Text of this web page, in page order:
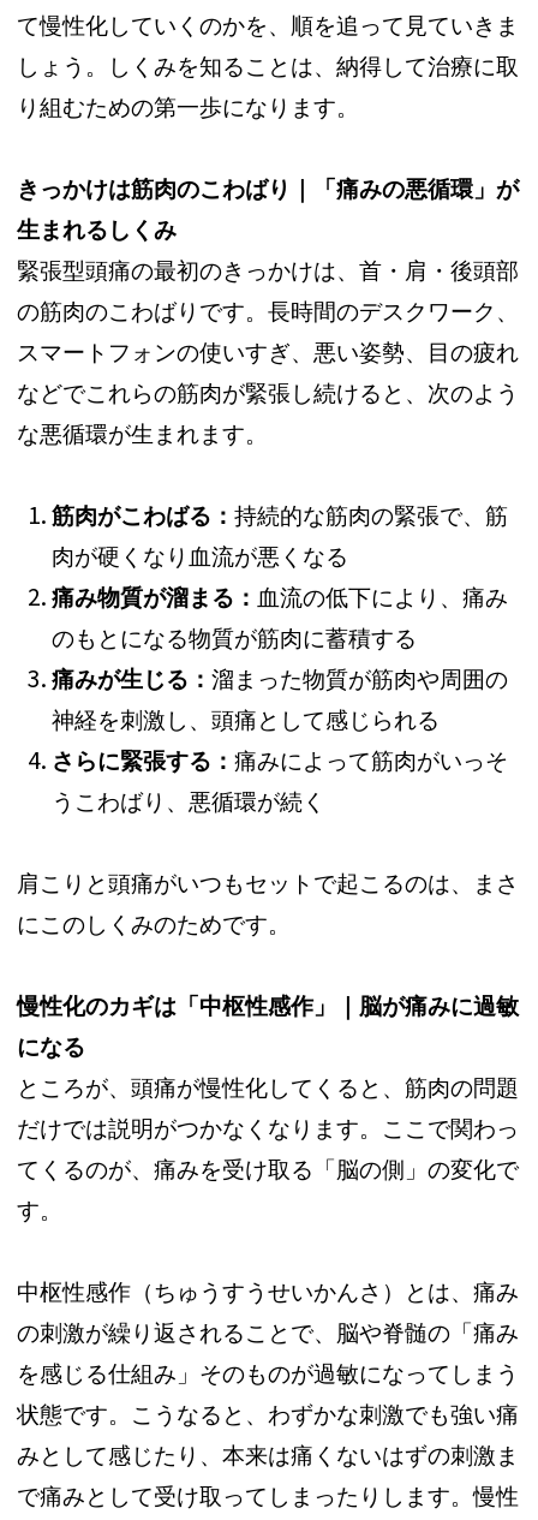
て慢性化していくのかを、順を追って見ていきま
しょう。しくみを知ることは、納得して治療に取
り組むための第一歩になります。
きっかけは筋肉のこわばり｜「痛みの悪循環」が
生まれるしくみ
緊張型頭痛の最初のきっかけは、首・肩・後頭部
の筋肉のこわばりです。長時間のデスクワーク、
スマートフォンの使いすぎ、悪い姿勢、目の疲れ
などでこれらの筋肉が緊張し続けると、次のよう
な悪循環が生まれます。
筋肉がこわばる：持続的な筋肉の緊張で、筋
肉が硬くなり血流が悪くなる
痛み物質が溜まる： 血流の低下により、痛み
のもとになる物質が筋肉に蓄積する
痛みが生じる：溜まった物質が筋肉や周囲の
神経を刺激し、頭痛として感じられる
さらに緊張する：痛みによって筋肉がいっそ
うこわばり、悪循環が続く
肩こりと頭痛がいつもセットで起こるのは、まさ
にこのしくみのためです。
慢性化のカギは「中枢性感作」｜脳が痛みに過敏
になる
ところが、頭痛が慢性化してくると、筋肉の問題
だけでは説明がつかなくなります。ここで関わっ
てくるのが、痛みを受け取る「脳の側」の変化で
す。
中枢性感作（ちゅうすうせいかんさ）とは、痛み
の刺激が繰り返されることで、脳や脊髄の「痛み
を感じる仕組み」そのものが過敏になってしまう
状態です。こうなると、わずかな刺激でも強い痛
みとして感じたり、本来は痛くないはずの刺激ま
で痛みとして受け取ってしまったりします。慢性